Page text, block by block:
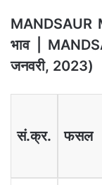
MANDSAUR
भाव |
जनवरी, 2023)
सं.क्र. फसल